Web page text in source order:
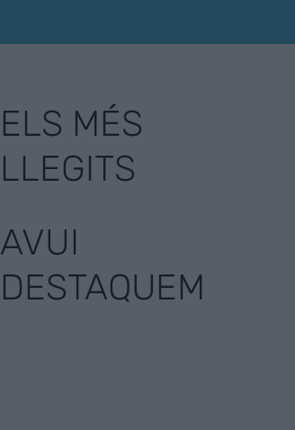
ELS MÉS
LLEGITS
AVUI
DESTAQUEM